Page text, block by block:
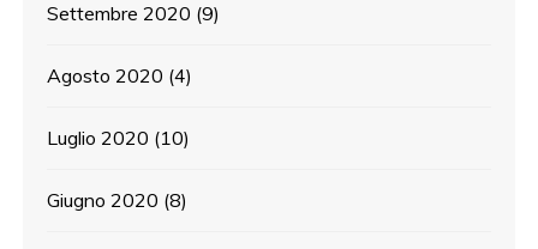
Settembre 2020 (9)
Agosto 2020 (4)
Luglio 2020 (10)
Giugno 2020 (8)